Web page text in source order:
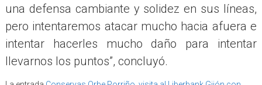
una defensa cambiante y solidez en sus líneas,
pero intentaremos atacar mucho hacia afuera e
intentar hacerles mucho daño para intentar
llevarnos los puntos”, concluyó.